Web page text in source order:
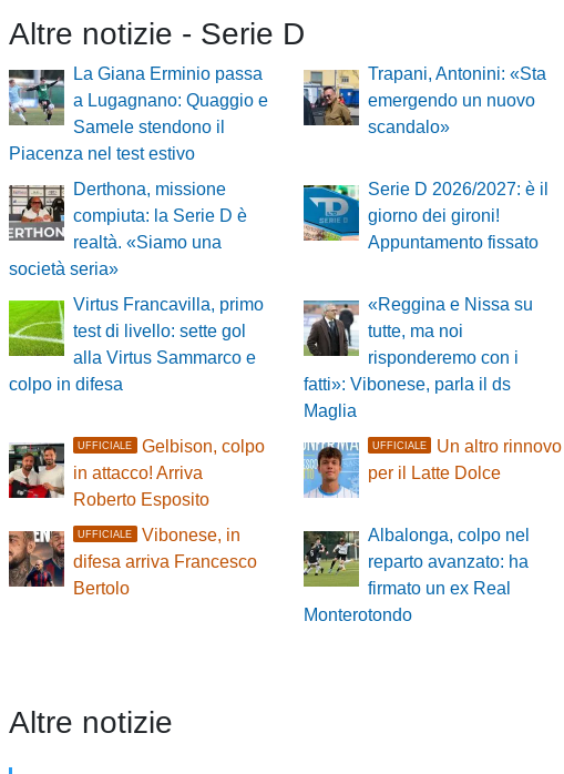
Altre notizie - Serie D
La Giana Erminio passa
a Lugagnano: Quaggio e
Samele stendono il
Piacenza nel test estivo
Trapani, Antonini: «Sta
emergendo un nuovo
scandalo»
Derthona, missione
compiuta: la Serie D è
realtà. «Siamo una
società seria»
Serie D 2026/2027: è il
giorno dei gironi!
Appuntamento fissato
Virtus Francavilla, primo
test di livello: sette gol
alla Virtus Sammarco e
colpo in difesa
«Reggina e Nissa su
tutte, ma noi
risponderemo con i
fatti»: Vibonese, parla il ds
Maglia
UFFICIALE
Gelbison, colpo
in attacco! Arriva
Roberto Esposito
UFFICIALE
Un altro rinnovo
per il Latte Dolce
UFFICIALE
Vibonese, in
difesa arriva Francesco
Bertolo
Albalonga, colpo nel
reparto avanzato: ha
firmato un ex Real
Monterotondo
Altre notizie